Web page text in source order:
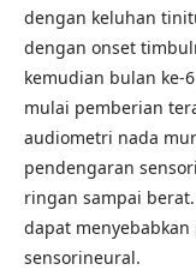
dengan keluhan
dengan onset
kemudian bulan ke-
mulai pemberian
audiometri nada
pendengaran
ringan sampai berat.
dapat
sensorineural.